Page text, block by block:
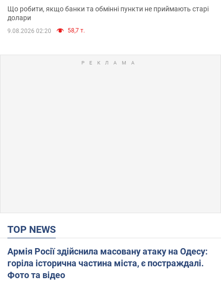
Що робити, якщо банки та обмінні пункти не приймають старі
долари
9.08.2026 02:20 58,7 т.
TOP NEWS
Армія Росії здійснила масовану атаку на Одесу:
горіла історична частина міста, є постраждалі.
Фото та відео